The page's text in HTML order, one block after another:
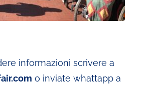
informazioni scrivere a
o inviate whattapp a